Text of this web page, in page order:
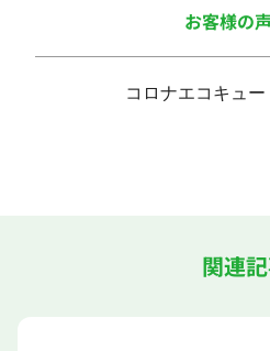
お客様の
コロナエコキュ
関連